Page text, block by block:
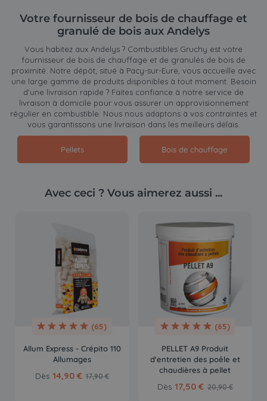
Votre fournisseur de bois de chauffage et
granulé de bois aux Andelys
Vous habitez aux Andelys ? Combustibles Gruchy est votre
fournisseur de bois de chauffage et de granulés de bois de
proximité. Notre dépôt, situé à Pacy-sur-Eure, vous accueille avec
une large gamme de produits disponibles à tout moment. Besoin
d'une livraison rapide ? Faites confiance à notre service de
livraison à domicile pour vous assurer un approvisionnement
régulier en combustible. Nous nous adaptons à vos contraintes et
vous garantissons une livraison dans les meilleurs délais.
Pellets Bois de chauffage
Avec ceci ? Vous aimerez aussi ...
(65)
Allum Express - Crépito 110
Allumages
Dès 14,90 € 17,90 €
(65)
PELLET A9 Produit
d'entretien des poêle et
chaudières à pellet
Dès 17,50 € 20,90 €